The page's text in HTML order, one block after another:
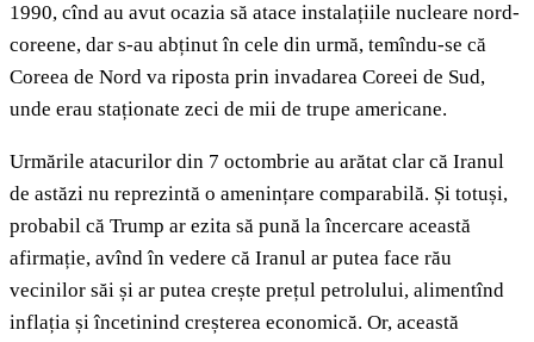
1990, cînd au avut ocazia să atace instalațiile nucleare nord-
coreene, dar s-au abținut în cele din urmă, temîndu-se că
Coreea de Nord va riposta prin invadarea Coreei de Sud,
unde erau staționate zeci de mii de trupe americane.
Urmările atacurilor din 7 octombrie au arătat clar că Iranul
de astăzi nu reprezintă o amenințare comparabilă. Și totuși,
probabil că Trump ar ezita să pună la încercare această
afirmație, avînd în vedere că Iranul ar putea face rău
vecinilor săi și ar putea crește prețul petrolului, alimentînd
inflația și încetinind creșterea economică. Or, această